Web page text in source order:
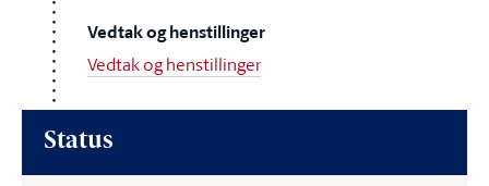
Vedtak og henstillinger
Vedtak og henstillinger
Status